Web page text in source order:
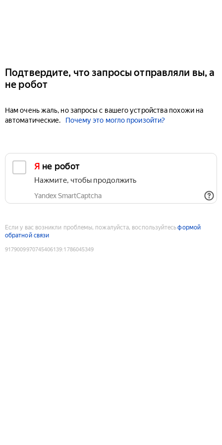
Подтвердите, что запросы отправляли вы, а
не робот
Нам очень жаль, но запросы с вашего устройства похожи на
автоматические.
Почему это могло произойти?
Я не робот
Нажмите, чтобы продолжить
Yandex SmartCaptcha
Если у вас возникли проблемы, пожалуйста, воспользуйтесьформой
обратной связи
9179009970745406139:1786045349